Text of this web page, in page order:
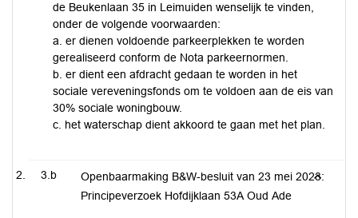
de Beukenlaan 35 in Leimuiden wenselijk te vinden,
onder de volgende voorwaarden:
a. er dienen voldoende parkeerplekken te worden
gerealiseerd conform de Nota parkeernormen.
b. er dient een afdracht gedaan te worden in het
sociale vereveningsfonds om te voldoen aan de eis van
30% sociale woningbouw.
c. het waterschap dient akkoord te gaan met het plan.
3.b
Openbaarmaking B&W-besluit van 23 mei 2023:
Principeverzoek Hofdijklaan 53A Oud Ade